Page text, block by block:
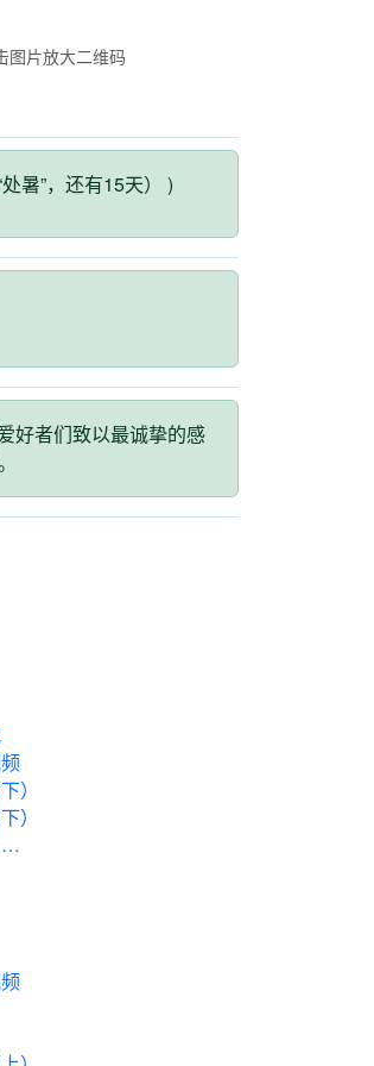
图片放大二维码
暑”，还有15天） )
好者们致以最诚挚的感
）
）